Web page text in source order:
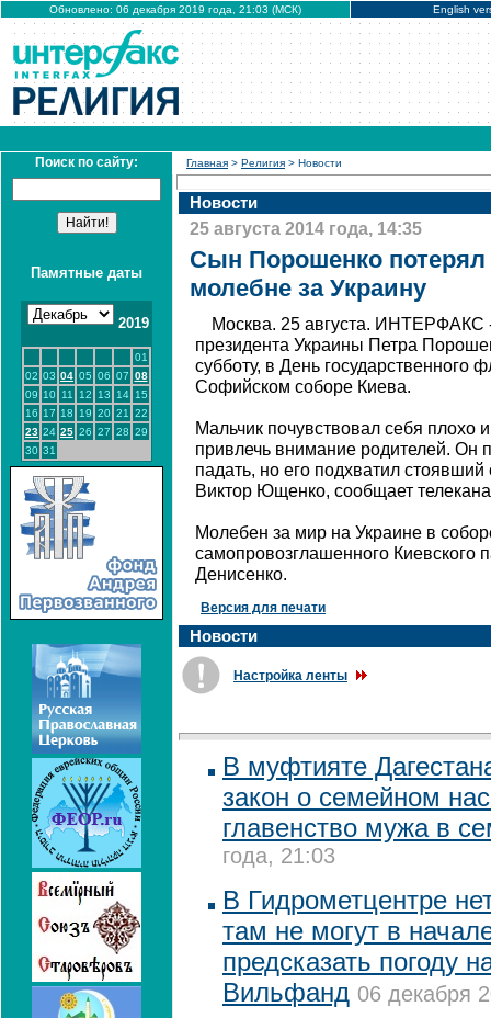
Обновлено: 06 декабря 2019 года, 21:03 (МСК) English
Поиск по сайту:
Памятные даты
2019
01
02 03 04 05 06 07 08
09 10 11 12 13 14 15
16 17 18 19 20 21
22
23 24 25 26 27 28 29
30 31
Главная > Религия > Новости
Новости
25 августа 2014 года, 14:35
Сын Порошенко потерял
молебне за Украину
Москва. 25 августа.
президента Украины Петра
субботу, в День государственного
Софийском соборе Киева.
Мальчик почувствовал себя плохо
привлечь внимание родителей. Он
падать, но его подхватил стоявший
Виктор Ющенко, сообщает
Молебен за мир на Украине в
самопровозглашенного Киевского
Денисенко.
Версия для печати
Новости
Настройка ленты
В муфтияте
закон о семейном
главенство мужа в
года, 21:03
В Гидрометцентре
там не могут в
предсказать погоду
Вильфанд 06 декабря